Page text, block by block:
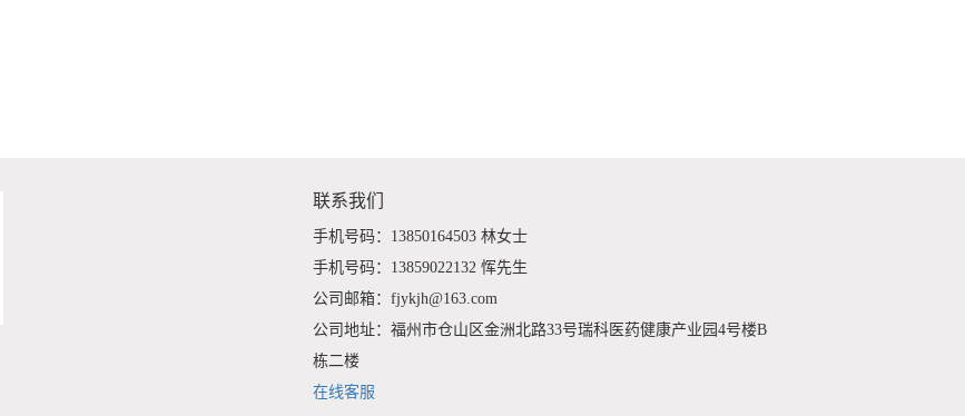
联系我们
手机号码：13850164503 林女士
手机号码：13859022132 恽先生
公司邮箱：fjykjh@163.com
公司地址：福州市仓山区金洲北路33号瑞科医药健康产业园4号楼B
栋二楼
在线客服